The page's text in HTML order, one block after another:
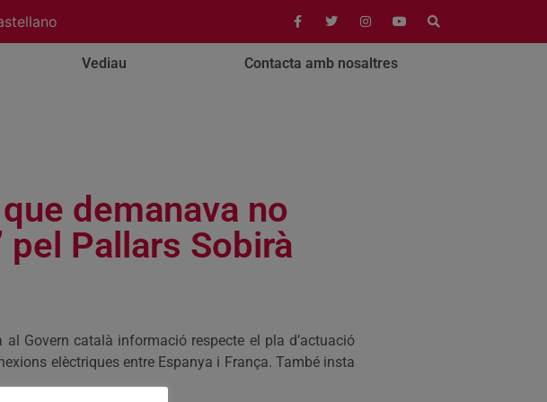
Vediau Contacta amb nosaltres
demanava no
pel Pallars Sobirà
Govern català informació respecte el pla d’actuació
elèctriques entre Espanya i França. També insta